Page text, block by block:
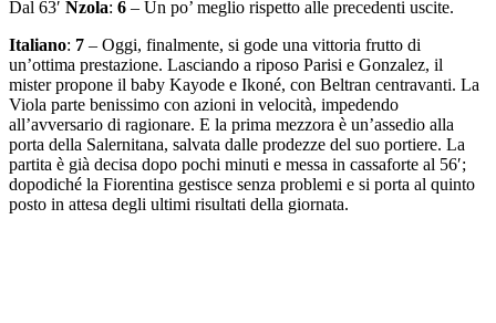
Dal 63′ Nzola: 6 – Un po’ meglio rispetto alle precedenti uscite.
Italiano: 7 – Oggi, finalmente, si gode una vittoria frutto di
un’ottima prestazione. Lasciando a riposo Parisi e Gonzalez, il
mister propone il baby Kayode e Ikoné, con Beltran centravanti. La
Viola parte benissimo con azioni in velocità, impedendo
all’avversario di ragionare. E la prima mezzora è un’assedio alla
porta della Salernitana, salvata dalle prodezze del suo portiere. La
partita è già decisa dopo pochi minuti e messa in cassaforte al 56′;
dopodiché la Fiorentina gestisce senza problemi e si porta al quinto
posto in attesa degli ultimi risultati della giornata.